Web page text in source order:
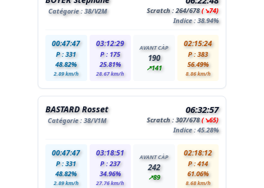
Catégorie : 38/V2M Scratch :264/678(↘74)
Indice : 38.94%
00:47:47
P : 331
48.82%
2.89 km/h
03:12:29
P : 175
25.81%
28.67 km/h
AVANT CÀP
190
↗141
02:15:24
P : 383
56.49%
8.86 km/h
BASTARD Rosset
Catégorie : 38/V1M
06:32:57
Scratch : 307/678(↘65)
Indice : 45.28%
00:47:47
P : 331
48.82%
2.89 km/h
03:18:51
P : 237
34.96%
27.76 km/h
AVANT CÀP
242
↗89
02:18:12
P : 414
61.06%
8.68 km/h